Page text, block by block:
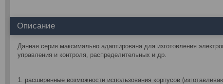
Описание
Данная серия максимально адаптирована для изготовления
управления и контроля, распределительных и др.
1. расширенные возможности использования корпусов